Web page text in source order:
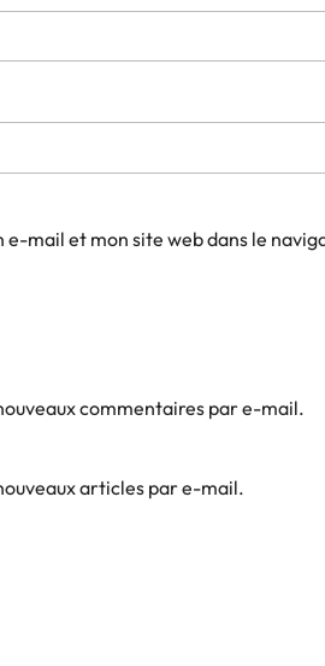
e-mail et mon site web dans le
commentaires par e-mail.
articles par e-mail.